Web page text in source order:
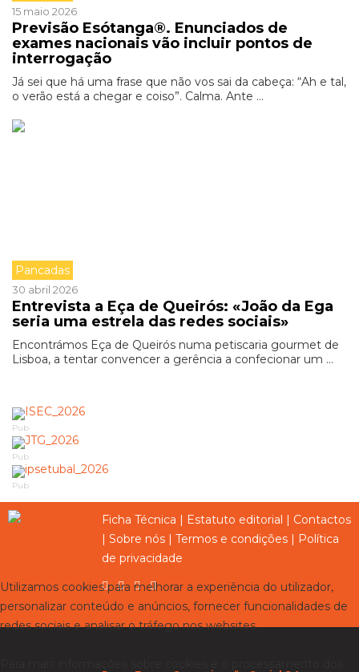
15 maio 2026
Previsão Esótanga®. Enunciados de
exames nacionais vão incluir pontos de
interrogação
Já sei que há uma frase que não vos sai da cabeça: “Ah e tal,
o verão está a chegar e coiso”. Calma. Ante ...
Pancadas
30 abril 2026
Entrevista a Eça de Queirós: «João da Ega
seria uma estrela das redes sociais»
Encontrámos Eça de Queirós numa petiscaria gourmet de
Lisboa, a tentar convencer a gerência a confecionar um ...
Pub
Pub
Pub
Ficha Técnica | Estatuto editorial | Contactos
| Sobre nós | Termos e condições | Política
de privacidade
Utilizamos cookies para melhorar a experiência do utilizador,
personalizar conteúdo e anúncios, fornecer funcionalidades de
redes sociais e analisar o tráfego nos websites.